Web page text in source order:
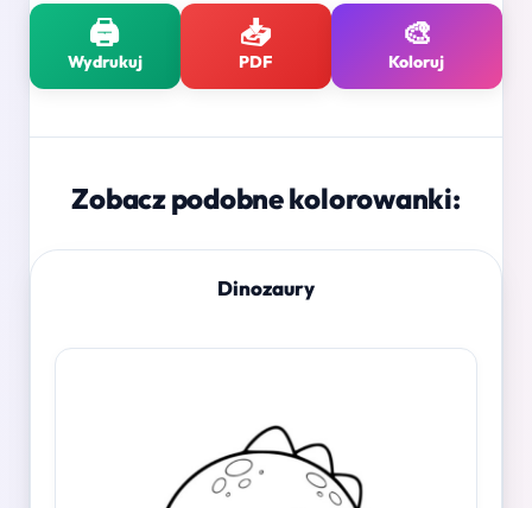
🖨️
Wydrukuj
📥
PDF
🎨
Koloruj
Zobacz podobne kolorowanki:
Dinozaury